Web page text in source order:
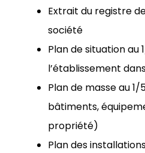
Extrait du registre
société
Plan de situation au
l’établissement
Plan de masse au
bâtiments,
propriété)
Plan des